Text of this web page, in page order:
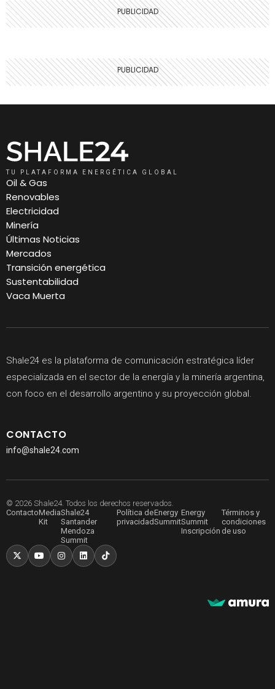
TU PLATAFORMA ENERGÉTICA GLOBAL
Oil & Gas
Renovables
Electricidad
Minería
Últimas Noticias
Mercados
Transición energética
Sustentabilidad
Vaca Muerta
Shale24 es la plataforma de comunicación estratégica líder
especializada en el sector de la energía y la minería argentina,
con foco en el desarrollo argentino y su proyección global.
CONTACTO
info@shale24.com
© 2026 Shale24. Todos los derechos reservados.
ContactoMedia
Kit
Shale24
Santander
Mendoza
Summit
Política de
privacidad
Energy
Summit
Energy
Summit
Inscripción
Términos y
condiciones
de uso